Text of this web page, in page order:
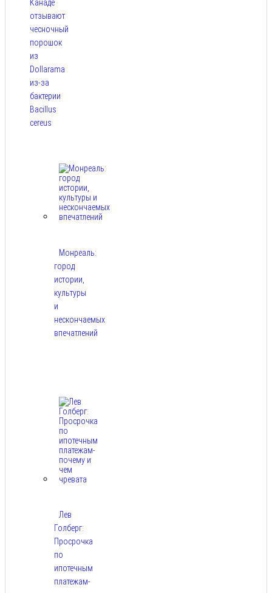
Канаде
отзывают
чесночный
порошок
из
Dollarama
из-за
бактерии
Bacillus
cereus
Монреаль:
город
истории,
культуры
и
нескончаемых
впечатлений
Лев
Голберг:
Просрочка
по
ипотечным
платежам-